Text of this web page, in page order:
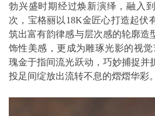
勃兴盛时期经过焕新演绎，融入
次，宝格丽以18K金匠心打造起伏
筑出富有韵律感与层次感的轮廓造
饰性美感，更成为雕琢光影的视
瑰金于指间流光跃动，巧妙捕捉并
投足间绽放出流转不息的熠熠华彩。